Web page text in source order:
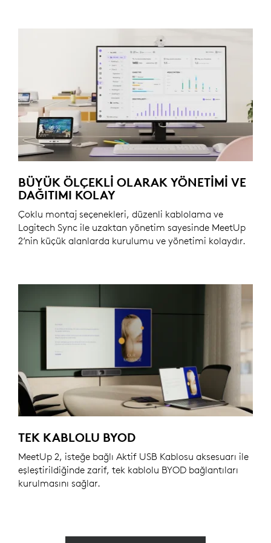
BÜYÜK ÖLÇEKLI OLARAK YÖNETIMI VE
DAĞITIMI KOLAY
Çoklu montaj seçenekleri, düzenli kablolama ve
Logitech Sync ile uzaktan yönetim sayesinde MeetUp
2’nin küçük alanlarda kurulumu ve yönetimi kolaydır.
TEK KABLOLU BYOD
MeetUp 2, isteğe bağlı Aktif USB Kablosu aksesuarı ile
eşleştirildiğinde zarif, tek kablolu BYOD bağlantıları
kurulmasını sağlar.